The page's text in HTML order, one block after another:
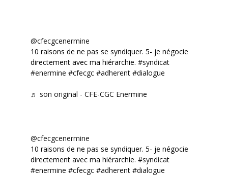
@cfecgcenermine
10 raisons de ne pas se syndiquer. 5- je négocie
directement avec ma hiérarchie. #syndicat
#enermine #cfecgc #adherent #dialogue
♬ son original - CFE-CGC Enermine
@cfecgcenermine
10 raisons de ne pas se syndiquer. 5- je négocie
directement avec ma hiérarchie. #syndicat
#enermine #cfecgc #adherent #dialogue